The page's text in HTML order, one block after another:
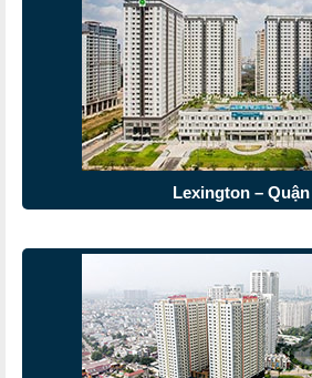
Lexington – Quận